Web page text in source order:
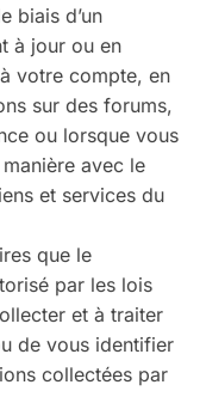
biais d’un
à jour ou en
votre compte, en
sur des forums,
ou lorsque vous
avec le
et services du
que le
par les lois
et à traiter
de vous identifier
collectées par